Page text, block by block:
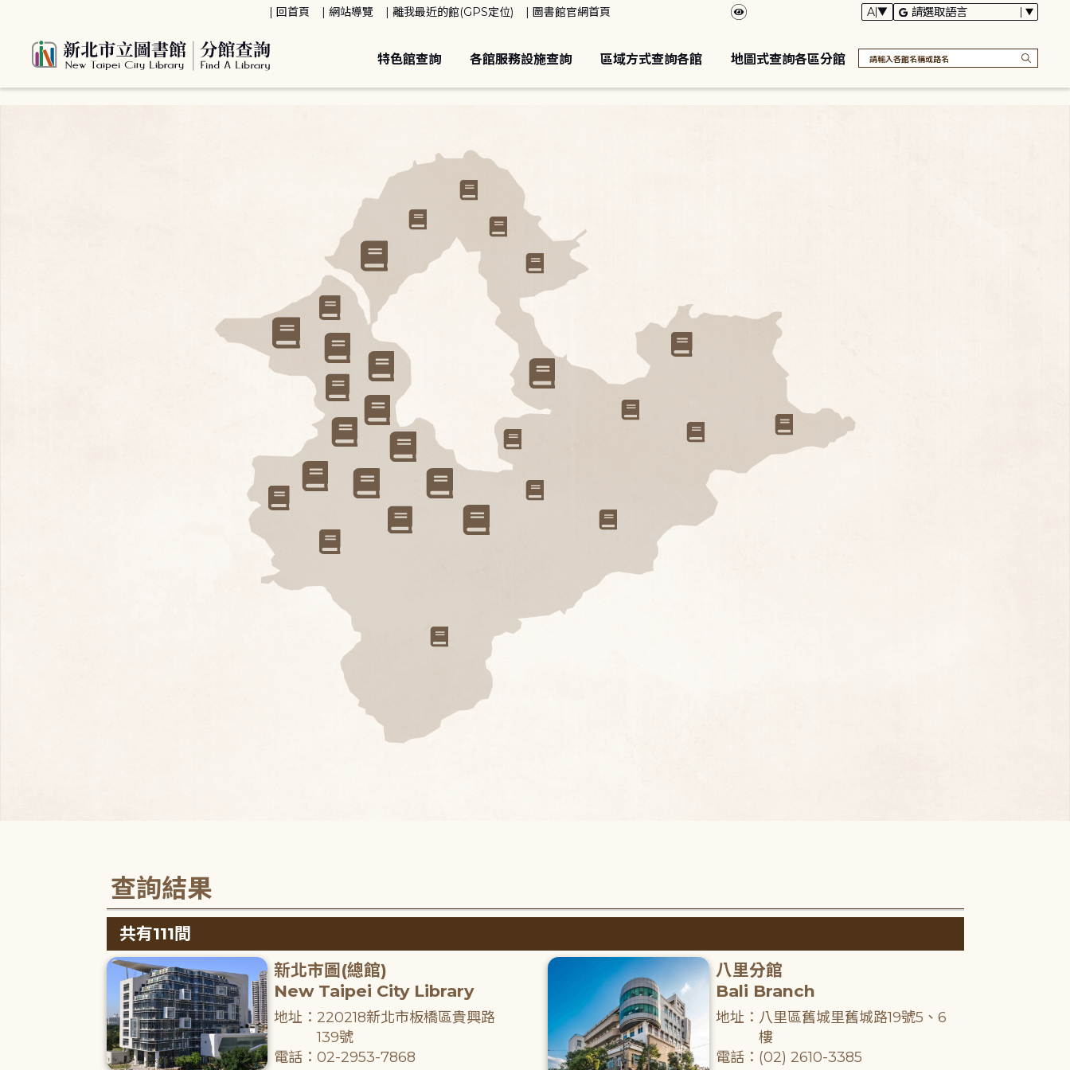
回首頁 網站導覽 離我最近的館(GPS定位) 圖書館官網首頁
特色館查詢 各館服務設施查詢 區域方式查詢各館 地圖式查詢各區分館
查詢結果
共有111間
新北市圖(總館)
New Taipei City Library
地址：220218新北市板橋區貴興路
139號
電話：02-2953-7868
八里分館
Bali Branch
地址：八里區舊城里舊城路19號5、6
樓
電話：(02) 2610-3385